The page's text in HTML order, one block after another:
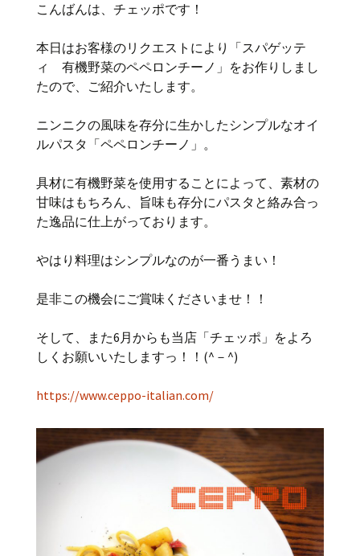
こんばんは、チェッポです！
本日はお客様のリクエストにより「スパゲッテ
ィ 有機野菜のペペロンチーノ」をお作りしまし
たので、ご紹介いたします。
ニンニクの風味を存分に生かしたシンプルなオイ
ルパスタ「ペペロンチーノ」。
具材に有機野菜を使用することによって、素材の
甘味はもちろん、旨味も存分にパスタと絡み合っ
た逸品に仕上がっております。
やはり料理はシンプルなのが一番うまい！
是非この機会にご賞味くださいませ！！
そして、また6月からも当店「チェッポ」をよろ
しくお願いいたしますっ！！(^－^)
https://www.ceppo-italian.com/